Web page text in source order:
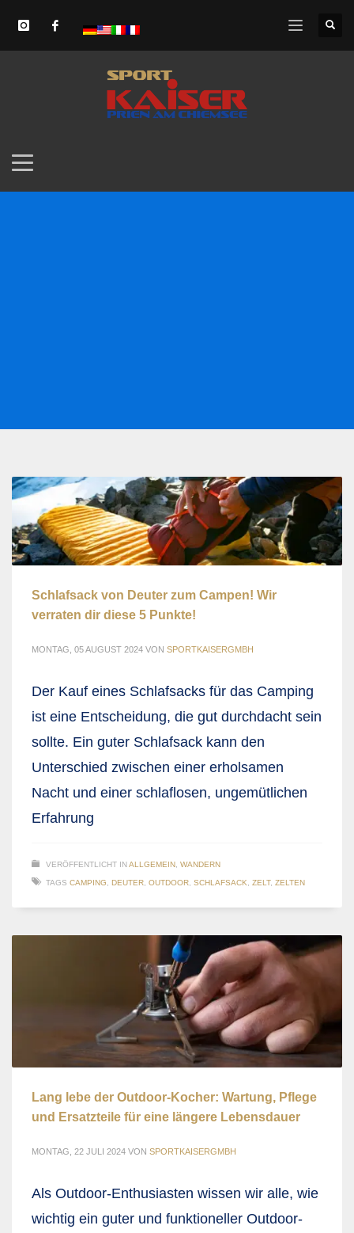
Schlafsack von Deuter zum Campen! Wir
verraten dir diese 5 Punkte!
MONTAG, 05 AUGUST 2024 VON SPORTKAISERGMBH
Der Kauf eines Schlafsacks für das Camping
ist eine Entscheidung, die gut durchdacht sein
sollte. Ein guter Schlafsack kann den
Unterschied zwischen einer erholsamen
Nacht und einer schlaflosen, ungemütlichen
Erfahrung
VERÖFFENTLICHT INALLGEMEIN WANDERN
TAGS CAMPING DEUTER OUTDOOR SCHLAFSACK ZELT, ZELTEN
Lang lebe der Outdoor-Kocher: Wartung, Pflege
und Ersatzteile für eine längere Lebensdauer
MONTAG, 22 JULI 2024 VON SPORTKAISERGMBH
Als Outdoor-Enthusiasten wissen wir alle, wie
wichtig ein guter und funktioneller Outdoor-